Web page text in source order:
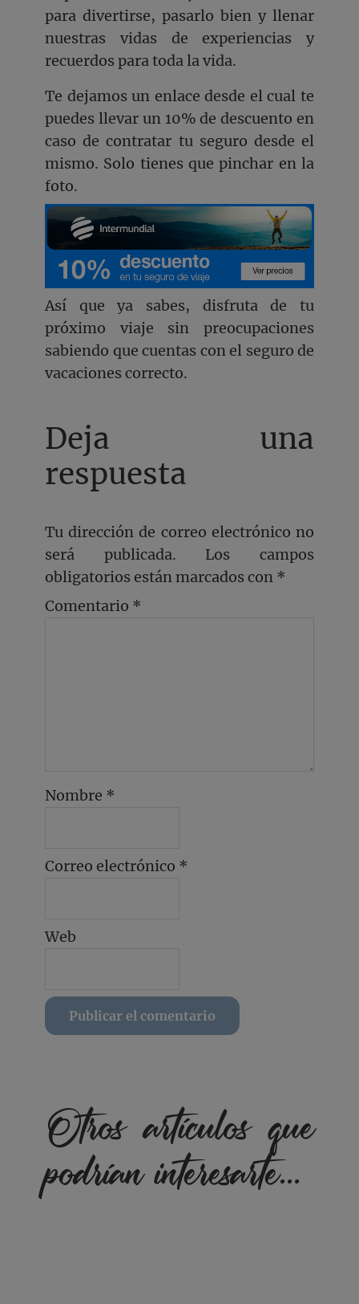
para divertirse, pasarlo bien y llenar
nuestras vidas de experiencias y
recuerdos para toda la vida.
Te dejamos un enlace desde el cual te
puedes llevar un 10% de descuento en
caso de contratar tu seguro desde el
mismo. Solo tienes que pinchar en la
foto.
Así que ya sabes, disfruta de tu
próximo viaje sin preocupaciones
sabiendo que cuentas con el seguro de
vacaciones correcto.
Deja una
respuesta
Tu dirección de correo electrónico no
será publicada.
Los campos
obligatorios están marcados con *
Comentario *
Nombre *
Correo electrónico *
Web
Otros artículos que
podrían interesarte...